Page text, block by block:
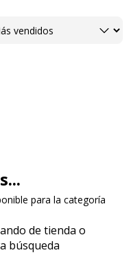
para la categoría
de tienda o
búsqueda